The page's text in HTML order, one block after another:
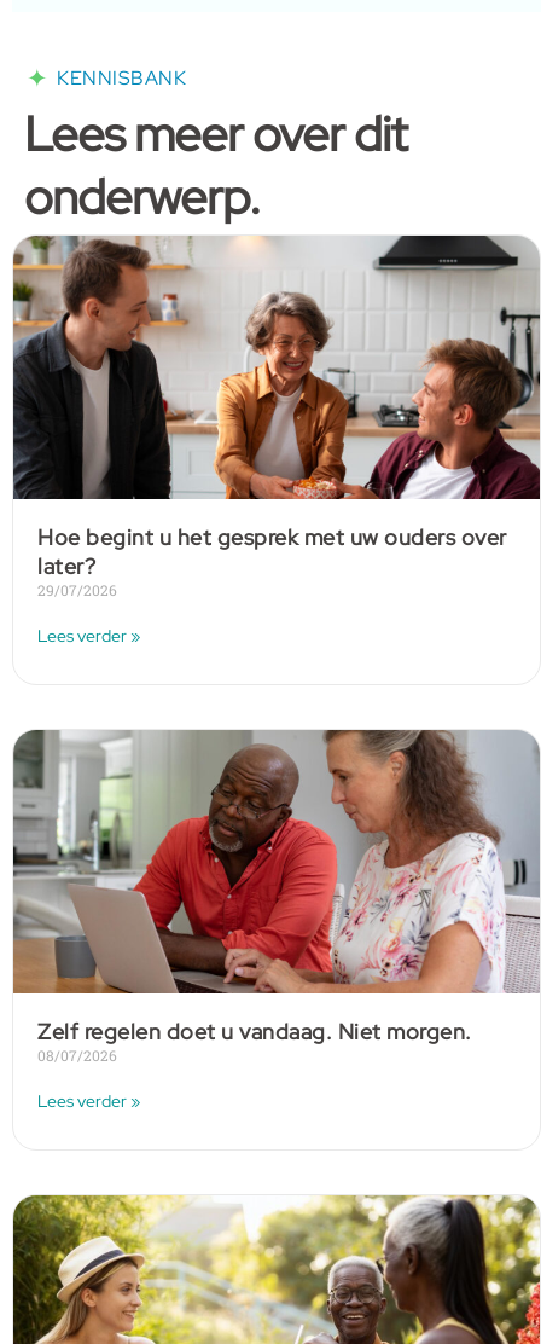
KENNISBANK
Lees meer over dit
onderwerp.
Hoe begint u het gesprek met uw ouders over
later?
29/07/2026
Lees verder »
Zelf regelen doet u vandaag. Niet morgen.
08/07/2026
Lees verder »